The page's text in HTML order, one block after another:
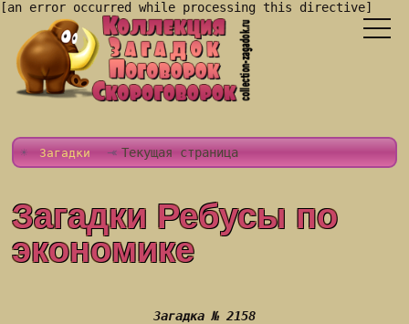
[an error occurred while processing this directive]
Загадки Текущая страница
Загадки Ребусы по
экономике
Загадка № 2158